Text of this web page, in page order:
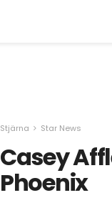
Stjärna Star News
Casey
Phoenix